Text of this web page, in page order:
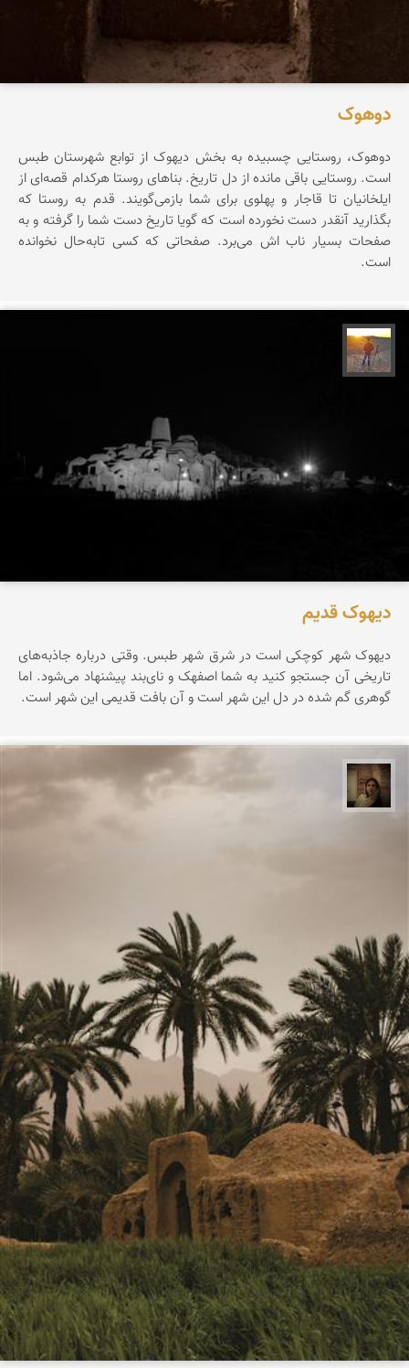
دوهوک
دوهوک، روستایی چسبیده به بخش دیهوک از توابع شهرستان طبس
است. روستایی باقی مانده از دل تاریخ. بناهای روستا هرکدام قصه‌ای از
ایلخانیان تا قاجار و پهلوی‌ برای شما بازمی‌گویند. قدم به روستا که
بگذارید آنقدر دست نخورده است که گویا تاریخ دست شما را گرفته و به
صفحات بسیار ناب اش می‌برد. صفحاتی که کسی تابه‌حال نخوانده
است.
دیهوک قدیم
دیهوک شهر کوچکی است در شرق شهر طبس. وقتی درباره جاذبه‌های
تاریخی آن جستجو کنید به شما اصفهک و نای‌بند پیشنهاد می‌شود. اما
گوهری گم شده در دل این شهر است و آن بافت قدیمی این شهر است.